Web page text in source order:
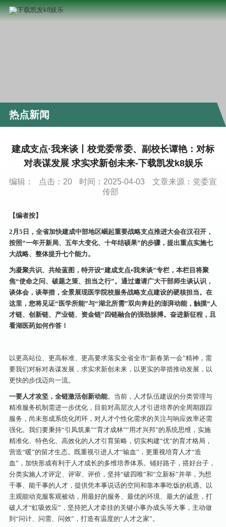
热点新闻
建成支点·我来谈丨校党委常委、副校长谭艳：对标
对表谋发展 求实求新创未来-下载凯发k8娱乐
编辑： 点击： 20 时间：2025-04-03
文章来源：党委宣
传部
【编者按】
2月5日，全省加快建成中部地区崛起重要战略支点推进大会在汉召开，
按照“一年开新局、五年大变化、十年结硕果”的步骤，提出重点实施七
大战略、整体提升七个能力。
为凝聚共识、共绘蓝图，特开设“建成支点•我来谈”专栏，本栏目将聚
焦“使命之问、破题之策、担当之行”。通过邀请广大干部师生谈认识，
谈体会，谈举措，全景展现医学院校服务战略支点建设的硬核担当。在
这里，您将见证“医学所能”与“湖北所需”双向奔赴的澎湃动能，触摸“人
才链、创新链、产业链、资金链”四链融合的强劲脉搏。奋进新征程，且
看湖医药如何作答！
以更高站位、更高标准、更高要求落实全省全市“新春第一会”精神，需
要我们对标对表谋发展，求实求新创未来，以更实的举措推动发展，以
更快的步伐迈向一流。
一要人才攻坚，全链激活创新动能。当前，人才队伍建设的分类管理与
精准服务机制需进一步优化，目前对高层次人才引进培养的全周期跟踪
服务，尚未形成系统化闭环，对人才个性化需求的关注与响应效率还需
强化。我们要秉持“引凤筑巢”“育才成林”“用才兴邦”的系统思维，实施
精准化、特色化、高效化的人才引育策略，切实构建“优”的育才格局，
营造“暖”的留才生态。既重视引进人才“输血”，更重视培育人才“造
血”，加快形成有利于人才成长的多维培养体系。铺好路子，搭好台子，
分类实施人才评定、评审、评价，坚持“破四唯”和“立新标”并举，为想
干事、能干事的人才，提供凭本事说话的空间和靠本事吃饭的机遇。以
主观能动克服客观被动，用最好的服务、最优的环境、最大的诚意，打
破人才“虹吸效应”，坚持把人才牵挂的关键小事办成头等大事，主动做
到“问计、问需、问效”，打造有温度的“人才之家”。